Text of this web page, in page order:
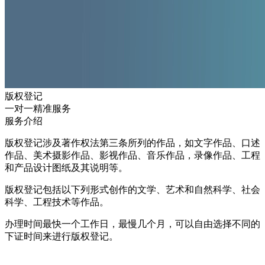
版权登记
一对一精准服务
服务介绍
版权登记涉及著作权法第三条所列的作品，如文字作品、口述
作品、美术摄影作品、影视作品、音乐作品，录像作品、工程
和产品设计图纸及其说明等。
版权登记包括以下列形式创作的文学、艺术和自然科学、社会
科学、工程技术等作品。
办理时间最快一个工作日，最慢几个月，可以自由选择不同的
下证时间来进行版权登记。